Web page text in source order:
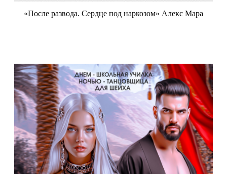
«После развода. Сердце под наркозом» Алекс Мара